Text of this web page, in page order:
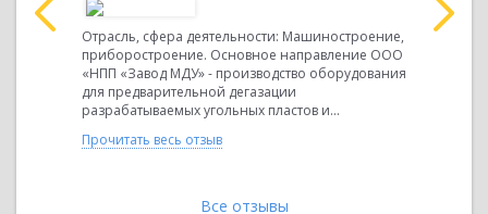
Отрасль, сфера деятельности: Машиностроение,
приборостроение. Основное направление ООО
«НПП «Завод МДУ» - производство оборудования
для предварительной дегазации
разрабатываемых угольных пластов и...
Прочитать весь отзыв
принято
Все отзывы